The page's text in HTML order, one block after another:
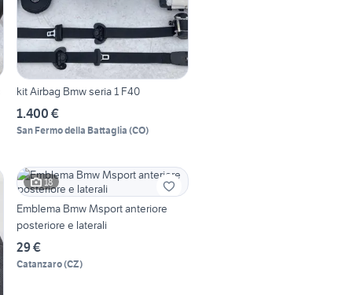
kit Airbag Bmw seria 1 F40
1.400 €
San Fermo della Battaglia (CO)
18
Emblema Bmw Msport anteriore
posteriore e laterali
29 €
Catanzaro(CZ)